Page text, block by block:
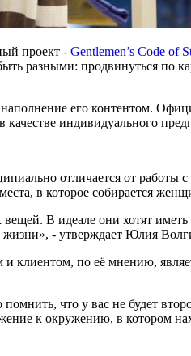
проект - Gentlemen’s Code of
разными: продвинуться по
его контентом.
индивидуального
отличается от
в которое собирается
В идеале они хотят
жизни», - утверждает Юлия
по её мнению,
что у вас не будет
к окружению, в котором